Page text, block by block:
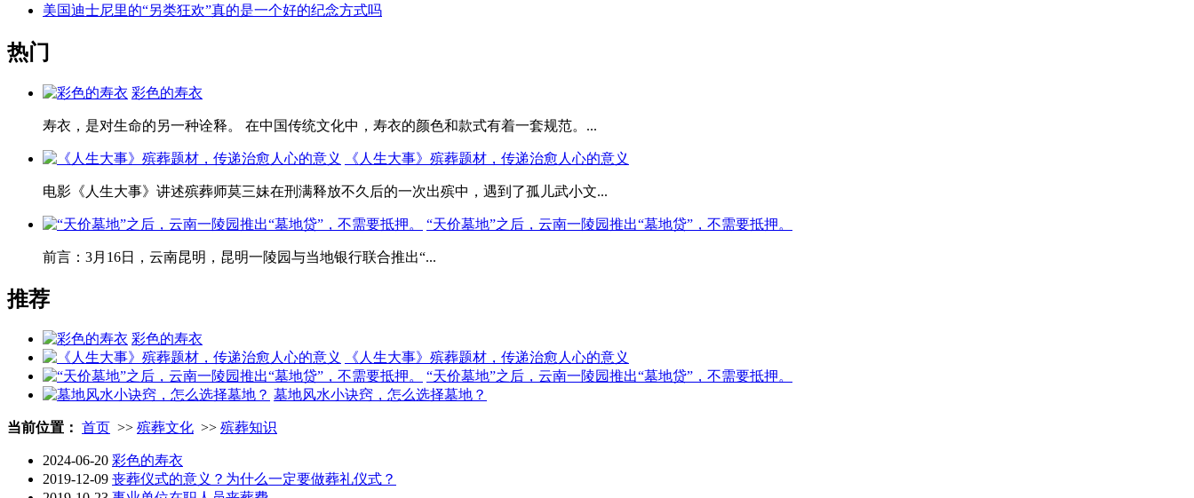
美国迪士尼里的“另类狂欢”真的是一个好的纪念方式吗
热门
彩色的寿衣
寿衣，是对生命的另一种诠释。 在中国传统文化中，寿衣的颜色和款式有着一套规范。...
《人生大事》殡葬题材，传递治愈人心的意义
电影《人生大事》讲述殡葬师莫三妹在刑满释放不久后的一次出殡中，遇到了孤儿武小文...
“天价墓地”之后，云南一陵园推出“墓地贷”，不需要抵押。
前言：3月16日，云南昆明，昆明一陵园与当地银行联合推出“...
推荐
彩色的寿衣
《人生大事》殡葬题材，传递治愈人心的意义
“天价墓地”之后，云南一陵园推出“墓地贷”，不需要抵押。
墓地风水小诀窍，怎么选择墓地？
当前位置： 首页 >> 殡葬文化 >> 殡葬知识
2024-06-20 彩色的寿衣
2019-12-09 丧葬仪式的意义？为什么一定要做葬礼仪式？